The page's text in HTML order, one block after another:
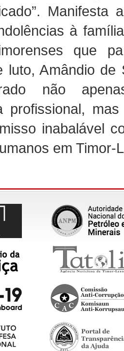
Manifesta
à
que
luto, Amândio de
não
profissional,
inabalável
em Timor-